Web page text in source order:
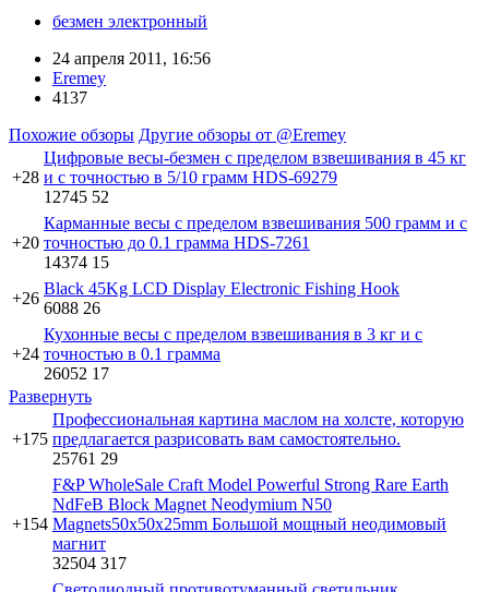
безмен электронный
24 апреля 2011, 16:56
Eremey
4137
Похожие обзоры Другие обзоры от @Eremey
+28
Цифровые весы-безмен с пределом взвешивания в 45 кг
и с точностью в 5/10 грамм HDS-69279
12745 52
+20
Карманные весы с пределом взвешивания 500 грамм и с
точностью до 0.1 грамма HDS-7261
14374 15
+26
Black 45Kg LCD Display Electronic Fishing Hook
6088 26
+24
Кухонные весы с пределом взвешивания в 3 кг и с
точностью в 0.1 грамма
26052 17
Развернуть
+175
Профессиональная картина маслом на холсте, которую
предлагается разрисовать вам самостоятельно.
25761 29
+154
F&P WholeSale Craft Model Powerful Strong Rare Earth
NdFeB Block Magnet Neodymium N50
Magnets50x50x25mm Большой мощный неодимовый
магнит
32504 317